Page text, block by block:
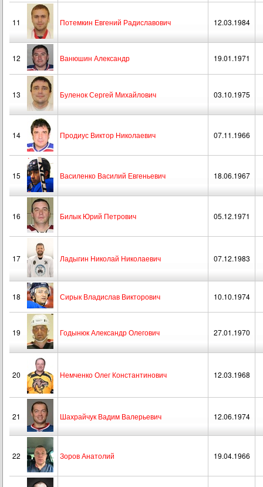
11 Потемкин Евгений Радиславович 12.03.1984
12 Ванюшин Александр 19.01.1971
13 Буленок Сергей Михайлович 03.10.1975
14 Продиус Виктор Николаевич 07.11.1966
15 Василенко Василий Евгеньевич 18.06.1967
16 Билык Юрий Петрович 05.12.1971
17 Ладыгин Николай Николаевич 07.12.1983
18 Сирык Владислав Викторович 10.10.1974
19 Годынюк Александр Олегович 27.01.1970
20 Немченко Олег Константинович 12.03.1968
21 Шахрайчук Вадим Валерьевич 12.06.1974
22 Зоров Анатолий 19.04.1966